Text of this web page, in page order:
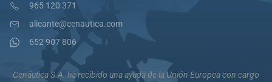
965 120 371
alicante@cenautica.com
652 907 806
Cenáutica S.A. ha recibido una ayuda de la Unión Europea con cargo